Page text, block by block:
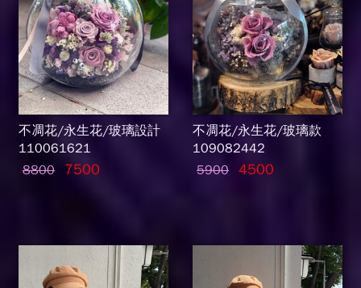
不凋花/永生花/玻璃設計
110061621
8800
7500
不凋花/永生花/玻璃款
109082442
5900 4500